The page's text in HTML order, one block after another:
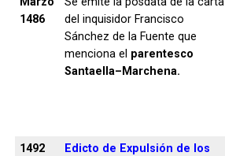
1486
del inquisidor Francisco
Sánchez de la Fuente que
menciona el parentesco
Santaella–Marchena.
1492
Edicto de Expulsión de los